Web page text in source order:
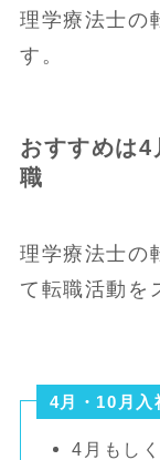
理学療法士の
す。
おすすめは
職
理学療法士の
て転職活動を
4月・10月入
4月もし